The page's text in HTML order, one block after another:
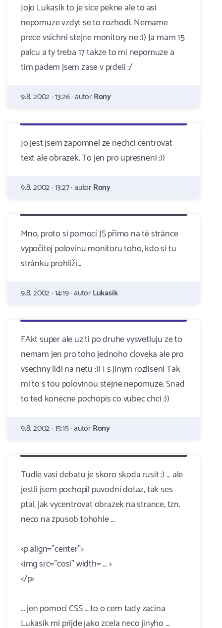
Jojo Lukasik to je sice pekne ale to asi
nepomuze vzdyt se to rozhodi. Nemame
prece vsichni stejne monitory ne :)) Ja mam 15
palcu a ty treba 17 takze to mi nepomuze a
tim padem jsem zase v prdeli :/
9.8. 2002 · 13:26 · autorRony
Jo jest jsem zapomnel ze nechci centrovat
text ale obrazek. To jen pro upresneni :))
9.8. 2002 · 13:27 · autorRony
Mno, proto si pomocí JS přímo na té stránce
vypočítej polovinu monitoru toho, kdo si tu
stránku prohlíží...
9.8. 2002 · 14:19 · autorLukasik
FAkt super ale uz ti po druhe vysvetluju ze to
nemam jen pro toho jednoho cloveka ale pro
vsechny lidi na netu :)) I s jinym rozliseni Tak
mi to s tou polovinou stejne nepomuze. Snad
to ted konecne pochopis co vubec chci :))
9.8. 2002 · 15:15 · autorRony
Tudle vasi debatu je skoro skoda rusit :) ... ale
jestli jsem pochopil puvodni dotaz, tak ses
ptal, jak vycentrovat obrazek na strance, tzn.
neco na zpusob tohohle ...
<p align="center">
<img src="cosi" width= ... >
</p>
... jen pomoci CSS ... to o cem tady zacina
Lukasik mi prijde jako zcela neco jinyho ...